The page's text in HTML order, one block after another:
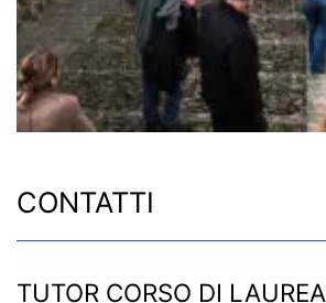
CONTATTI
TUTOR CORSO DI LAUREA